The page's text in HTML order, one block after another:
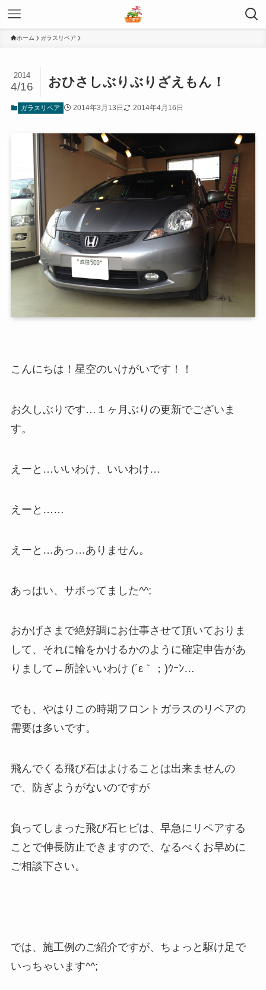
ホーム ガラスリペア
おひさしぶりぶりざえもん！
2014
4/16
ガラスリペア 2014年3月13日 2014年4月16日
こんにちは！星空のいけがいです！！
お久しぶりです…１ヶ月ぶりの更新でございま
す。
えーと…いいわけ、いいわけ…
えーと……
えーと…あっ…ありません。
あっはい、サボってました^^;
おかげさまで絶好調にお仕事させて頂いておりま
して、それに輪をかけるかのように確定申告があ
りまして←所詮いいわけ (´ε｀；)ｳｰﾝ…
でも、やはりこの時期フロントガラスのリペアの
需要は多いです。
飛んでくる飛び石はよけることは出来ませんの
で、防ぎようがないのですが
負ってしまった飛び石ヒビは、早急にリペアする
ことで伸長防止できますので、なるべくお早めに
ご相談下さい。
では、施工例のご紹介ですが、ちょっと駆け足で
いっちゃいます^^;